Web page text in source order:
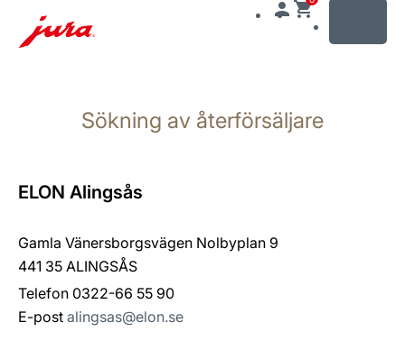
sökning
Sökning av återförsäljare
ELON Alingsås
Gamla Vänersborgsvägen Nolbyplan 9
441 35 ALINGSÅS
Telefon 0322-66 55 90
E-post alingsas@elon.se